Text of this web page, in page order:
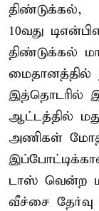
திண்டுக்கல்,
10வது
திண்டுக்கல்
மைதானத்தில்
இத்தொடரில்
ஆட்டத்தில்
அணிகள்
டாஸ் வென்ற
வீச்சை தேர்வு